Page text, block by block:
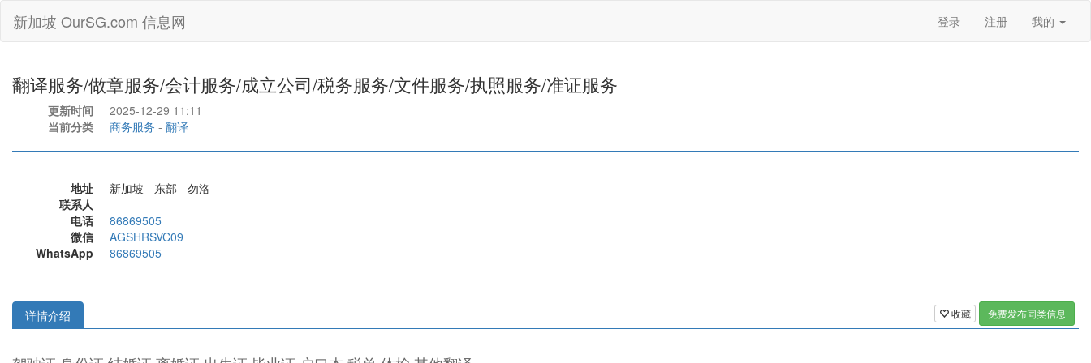
新加坡 OurSG.com 信息网 登录 注册 我的
翻译服务/做章服务/会计服务/成立公司/税务服务/文件服务/执照服务/准证服务
更新时间
2025-12-29 11:11
当前分类
商务服务 - 翻译
地址
新加坡 - 东部 - 勿洛
联系人
电话
86869505
微信
AGSHRSVC09
WhatsApp
86869505
收藏 免费发布同类信息
详情介绍